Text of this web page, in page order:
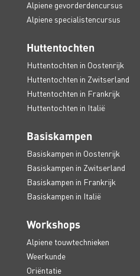
Alpiene gevorderdencursus
Alpiene specialistencursus
Huttentochten
Huttentochten in Oostenrijk
Huttentochten in Zwitserland
Huttentochten in Frankrijk
Huttentochten in Italië
Basiskampen
Basiskampen in Oostenrijk
Basiskampen in Zwitserland
Basiskampen in Frankrijk
Basiskampen in Italië
Workshops
Alpiene touwtechnieken
Weerkunde
Oriëntatie